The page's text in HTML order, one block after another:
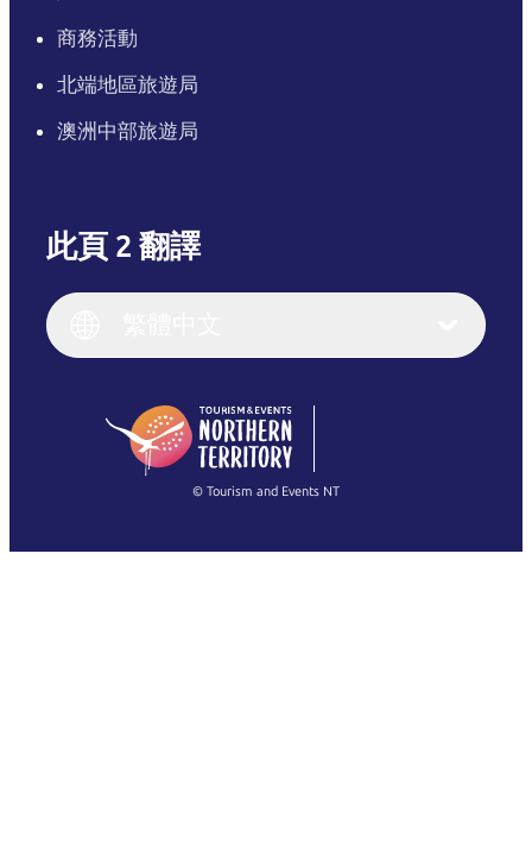
商務活動
北端地區旅遊局
澳洲中部旅遊局
此頁 2 翻譯
English (US)
English
(Singapore)
Français
繁體中文
© Tourism and Events NT